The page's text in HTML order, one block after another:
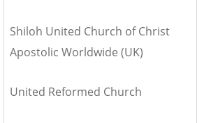
Shiloh United Church of Christ
Apostolic Worldwide (UK)
United Reformed Church